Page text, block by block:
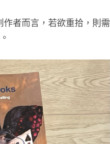
者而言，若欲重拾，則需